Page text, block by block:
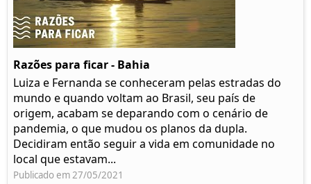
Razões para ficar - Bahia
Luiza e Fernanda se conheceram pelas estradas do
mundo e quando voltam ao Brasil, seu país de
origem, acabam se deparando com o cenário de
pandemia, o que mudou os planos da dupla.
Decidiram então seguir a vida em comunidade no
local que estavam...
Publicado em 27/05/2021